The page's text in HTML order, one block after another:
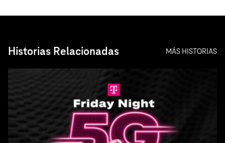
Historias Relacionadas MÁS HISTORIAS